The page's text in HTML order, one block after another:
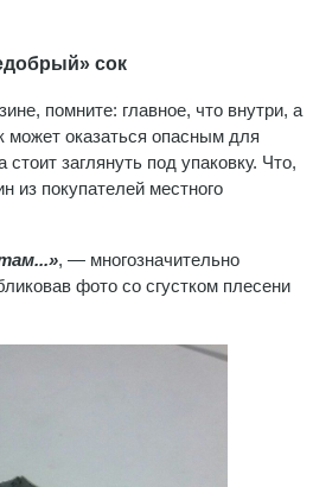
сок
помните: главное, что внутри, а
оказаться опасным для
стоит заглянуть под упаковку. Что,
из покупателей местного
, — многозначительно
фото со сгустком плесени